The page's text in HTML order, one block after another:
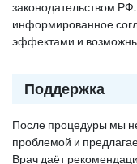
законодательством
информированное
эффектами и
Поддержка
После процедуры мы
проблемой и
Врач даёт